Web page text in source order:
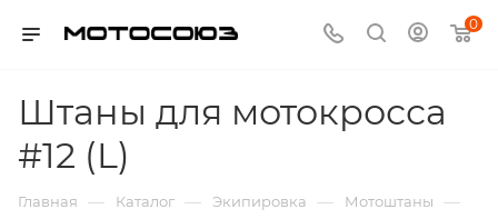
0
Штаны для мотокросса
#12 (L)
Главная — Каталог — Экипировка — Мотоштаны —